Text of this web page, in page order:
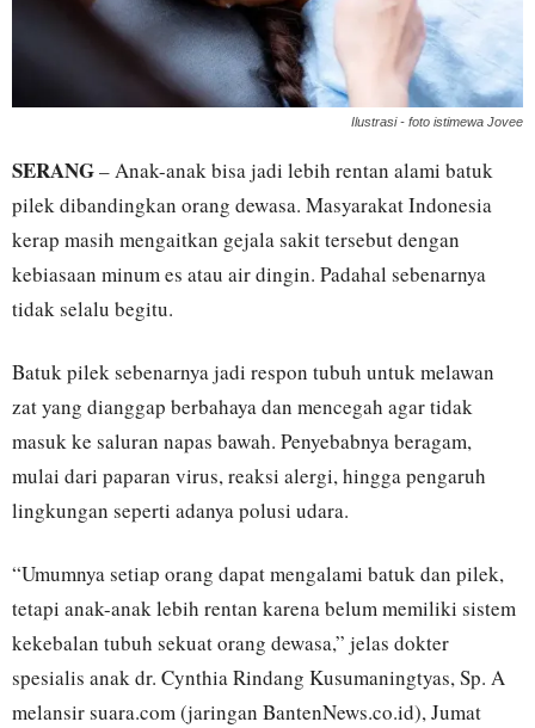
Ilustrasi - foto istimewa Jovee
SERANG– Anak-anak bisa jadi lebih rentan alami batuk
pilek dibandingkan orang dewasa. Masyarakat Indonesia
kerap masih mengaitkan gejala sakit tersebut dengan
kebiasaan minum es atau air dingin. Padahal sebenarnya
tidak selalu begitu.
Batuk pilek sebenarnya jadi respon tubuh untuk melawan
zat yang dianggap berbahaya dan mencegah agar tidak
masuk ke saluran napas bawah. Penyebabnya beragam,
mulai dari paparan virus, reaksi alergi, hingga pengaruh
lingkungan seperti adanya polusi udara.
“Umumnya setiap orang dapat mengalami batuk dan pilek,
tetapi anak-anak lebih rentan karena belum memiliki sistem
kekebalan tubuh sekuat orang dewasa,” jelas dokter
spesialis anak dr. Cynthia Rindang Kusumaningtyas, Sp. A
melansir suara.com (jaringan BantenNews.co.id), Jumat